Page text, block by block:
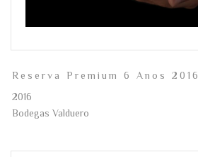
Reserva Premium 6 Anos 2016
2016
Bodegas Valduero